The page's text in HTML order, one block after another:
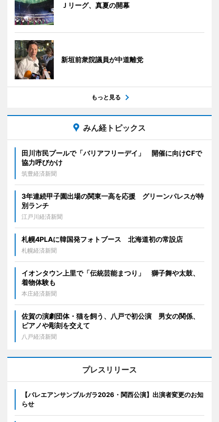
Ｊリーグ、真夏の開幕
新垣前衆院議員が中道離党
もっと見る
みん経トピックス
田川市民プールで「バリアフリーデイ」 開催に向けCFで
協力呼びかけ
筑豊経済新聞
3年連続甲子園出場の関東一高を応援 グリーンパレスが特
別ランチ
江戸川経済新聞
札幌4PLAに韓国発フォトブース 北海道初の常設店
札幌経済新聞
イオンタウン上里で「伝統芸能まつり」 獅子舞や太鼓、
着物体験も
本庄経済新聞
佐賀の演劇団体・猫を飼う、八戸で初公演 男女の関係、
ピアノや彫刻を交えて
八戸経済新聞
プレスリリース
【バレエアンサンブルガラ2026・関西公演】出演者変更のお知
らせ